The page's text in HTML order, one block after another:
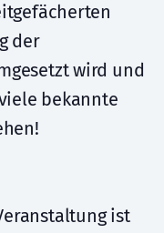
der
wird und
bekannte
ist